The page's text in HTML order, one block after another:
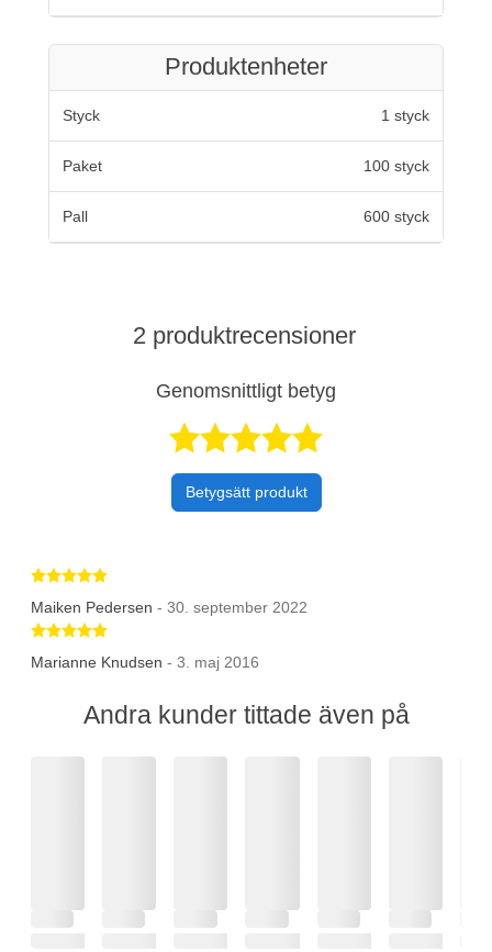
Produktenheter
Styck 1 styck
Paket 100 styck
Pall 600 styck
2 produktrecensioner
Genomsnittligt betyg
Betygsatt 5 av
Betygsätt produkt
Betygsatt 5 av 5 stjärnor
Maiken Pedersen - 30. september 2022
Betygsatt 5 av 5 stjärnor
Marianne Knudsen - 3. maj 2016
Andra kunder tittade även på